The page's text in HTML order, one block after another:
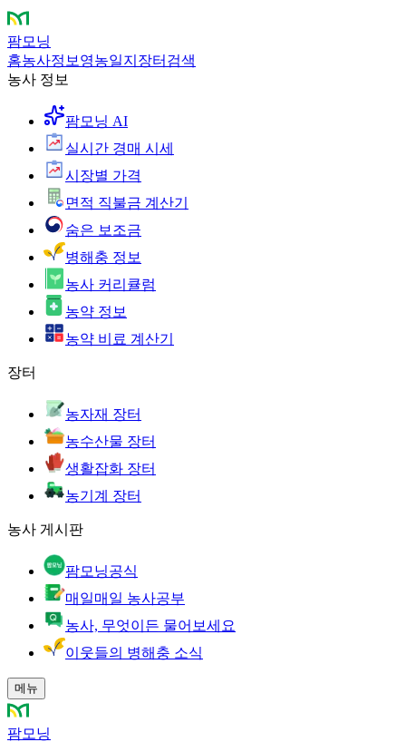
팜모닝
홈농사정보 영농일지 장터 검색
농사 정보
팜모닝 AI
실시간 경매 시세
시장별 가격
면적 직불금 계산기
숨은 보조금
병해충 정보
농사 커리큘럼
농약 정보
농약 비료 계산기
장터
농자재 장터
농수산물 장터
생활잡화 장터
농기계 장터
농사 게시판
팜모닝공식
매일매일 농사공부
농사, 무엇이든 물어보세요
이웃들의 병해충 소식
메뉴
팜모닝